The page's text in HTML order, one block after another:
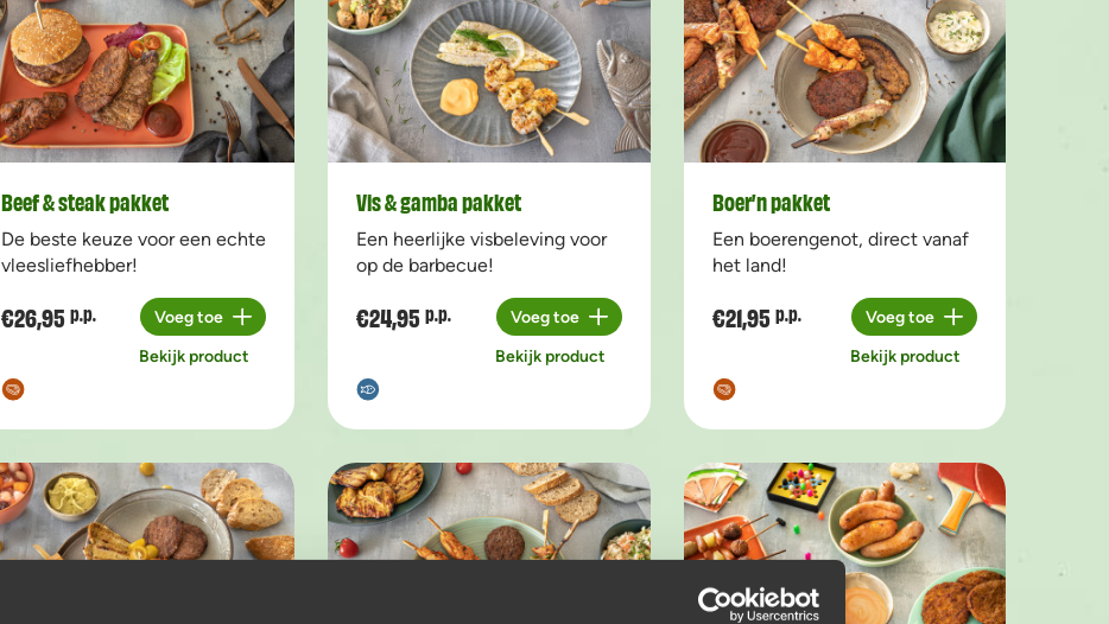
Beef & steak pakket
De beste keuze voor een echte
vleesliefhebber!
€26,95 p.p.
Aantal
Voeg toe
Bekijk product
Vis & gamba pakket
Een heerlijke visbeleving voor
op de barbecue!
€24,95 p.p.
Aantal
Voeg toe
Bekijk product
Boer’n pakket
Een boerengenot, direct vanaf
het land!
€21,95 p.p.
Aantal
Voeg toe
Bekijk product